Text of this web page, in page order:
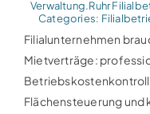
Verwaltung.Ruhr
Categories:
Filialunternehmen
Mietverträge:
Flächensteuerung und